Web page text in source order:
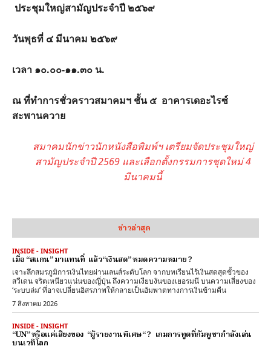
ประชุมใหญ่สามัญประจำปี ๒๕๖๙
วันพุธที่ ๔ มีนาคม ๒๕๖๙
เวลา ๑๐.๐๐-๑๑.๓๐ น.
ณ ที่ทำการชั่วคราวสมาคมฯ ชั้น ๕ อาคารเดอะไรซ์
สะพานควาย
สมาคมนักข่าวนักหนังสือพิมพ์ฯ เตรียมจัดประชุมใหญ่
สามัญประจำปี 2569 และเลือกตั้งกรรมการชุดใหม่ 4
มีนาคมนี้
ข่าวล่าสุด
INSIDE - INSIGHT
เมื่อ “สแกน” มาแทนที่ แล้ว“เงินสด” หมดความหมาย ?
เจาะลึกสมรภูมิการเงินไทยผ่านเลนส์ระดับโลก จากบทเรียนไร้เงินสดสุดขั้วของ
สวีเดน จริตเหนียวแน่นของญี่ปุ่น ถึงความเงียบงันของเยอรมนี บนความเสี่ยงของ
‘ระบบล่ม’ ที่อาจเปลี่ยนอิสรภาพให้กลายเป็นอัมพาตทางการเงินข้ามคืน
7 สิงหาคม 2026
INSIDE - INSIGHT
“UN” หรือแค่เสียงของ “ผู้รายงานพิเศษ“ ? เกมการทูตที่กัมพูชากำลังเล่น
บนเวทีโลก